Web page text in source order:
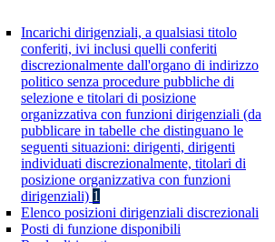
Incarichi dirigenziali, a qualsiasi titolo
conferiti, ivi inclusi quelli conferiti
discrezionalmente dall'organo di indirizzo
politico senza procedure pubbliche di
selezione e titolari di posizione
organizzativa con funzioni dirigenziali (da
pubblicare in tabelle che distinguano le
seguenti situazioni: dirigenti, dirigenti
individuati discrezionalmente, titolari di
posizione organizzativa con funzioni
dirigenziali) 1
Elenco posizioni dirigenziali discrezionali
Posti di funzione disponibili